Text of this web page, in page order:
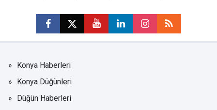
Konya Haberleri
Konya Düğünleri
Düğün Haberleri